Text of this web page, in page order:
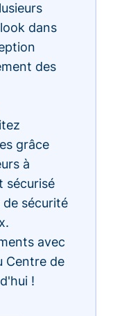
dans
des
grâce
à
sécurisé
sécurité
avec
Centre de
!